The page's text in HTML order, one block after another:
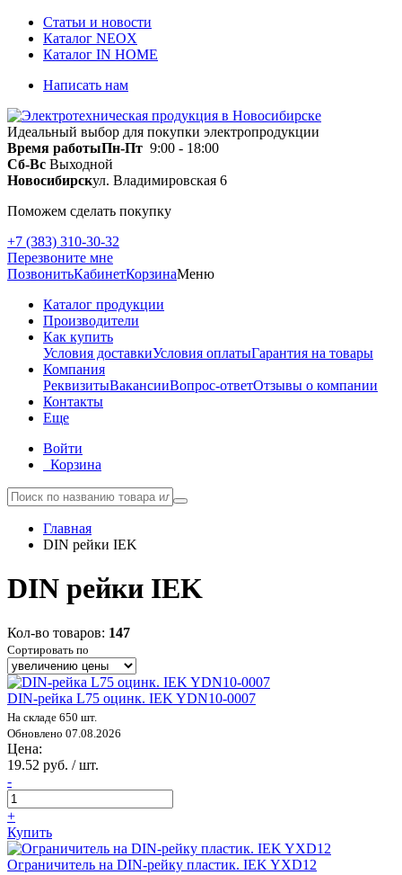
Статьи и новости
Каталог NEOX
Каталог IN HOME
Написать нам
Идеальный выбор для покупки электропродукции
Время работыПн-Пт 9:00 - 18:00
Сб-Вс Выходной
Новосибирскул. Владимировская 6
Поможем сделать покупку
+7 (383) 310-30-32
Перезвоните мне
ПозвонитьКабинетКорзинаМеню
Каталог продукции
Производители
Как купить
Условия доставкиУсловия оплатыГарантия на товары
Компания
РеквизитыВакансииВопрос-ответОтзывы о компании
Контакты
Еще
Войти
Корзина
Главная
DIN рейки IEK
DIN рейки IEK
Кол-во товаров: 147
Сортировать по
DIN-рейка L75 оцинк. IEK YDN10-0007
На складе 650 шт.
Обновлено 07.08.2026
Цена:
19.52 руб. / шт.
-
+
Купить
Ограничитель на DIN-рейку пластик. IEK YXD12